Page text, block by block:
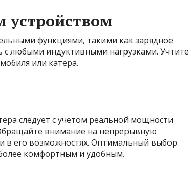
устройством
функциями, такими как зарядное
с любыми индуктивными нагрузками. Учтите
или катера.
следует с учетом реальной мощности
внимание на непрерывную
его возможностях. Оптимальный выбор
комфортным и удобным.